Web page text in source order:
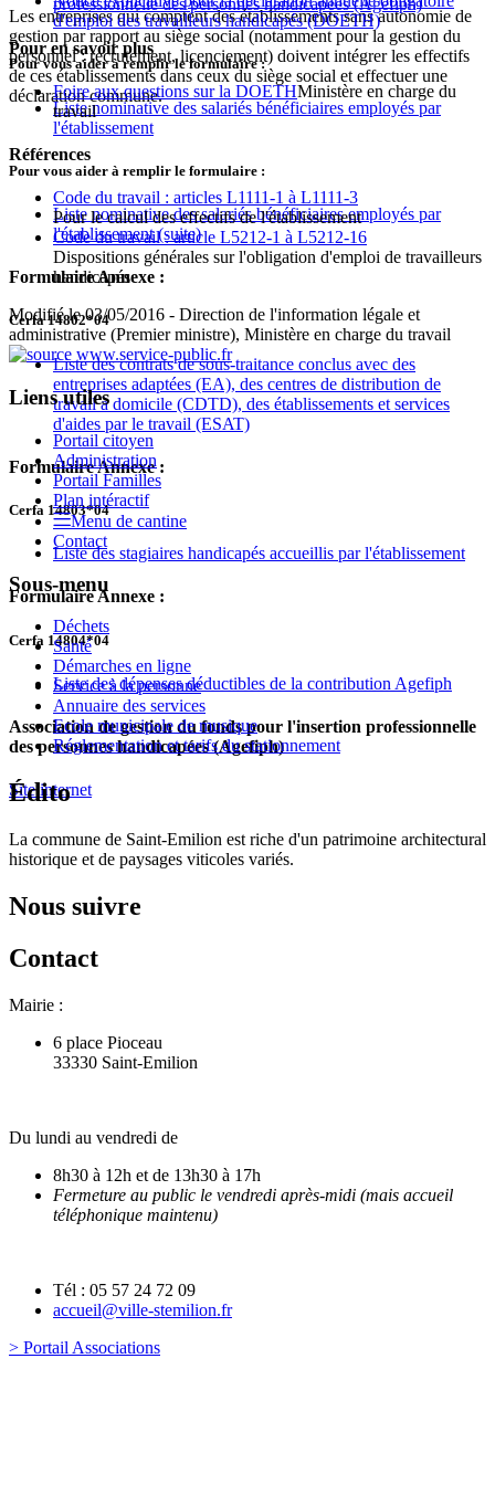
Les entreprises qui comptent des établissements sans autonomie de
gestion par rapport au siège social (notamment pour la gestion du
personnel : recrutement, licenciement) doivent intégrer les effectifs
de ces établissements dans ceux du siège social et effectuer une
déclaration commune.
d'emploi des travailleurs handicapés (DOETH)
Pour vous aider à remplir le formulaire :
Liste nominative des salariés bénéficiaires employés par
l'établissement
Pour vous aider à remplir le formulaire :
Liste nominative des salariés bénéficiaires employés par
l'établissement (suite)
Formulaire Annexe :
Cerfa 14802*04
Liste des contrats de sous-traitance conclus avec des
entreprises adaptées (EA), des centres de distribution de
travail à domicile (CDTD), des établissements et services
d'aides par le travail (ESAT)
Formulaire Annexe :
Cerfa 14803*04
Liste des stagiaires handicapés accueillis par l'établissement
Formulaire Annexe :
Cerfa 14804*04
Liste des dépenses déductibles de la contribution Agefiph
Association de gestion du fonds pour l'insertion professionnelle
des personnes handicapées (Agefiph)
Site internet
professionnelle des personnes handicapées (Agefiph)
Pour en savoir plus
Foire aux questions sur la DOETHMinistère en charge du
travail
Références
Code du travail : articles L1111-1 à L1111-3
Pour le calcul des effectifs de l'établissement
Code du travail : article L5212-1 à L5212-16
Dispositions générales sur l'obligation d'emploi de travailleurs
handicapés
Modifié le 03/05/2016 - Direction de l'information légale et
administrative (Premier ministre), Ministère en charge du travail
Liens utiles
Portail citoyen
Administration
Portail Familles
Plan intéractif
Menu de cantine
Contact
Sous-menu
Déchets
Santé
Démarches en ligne
Service à la personne
Annuaire des services
Ecole municipale de musique
Réglementation et tarifs du stationnement
Édito
La commune de Saint-Emilion est riche d'un patrimoine architectural
historique et de paysages viticoles variés.
Nous suivre
Contact
Mairie :
6 place Pioceau
33330 Saint-Emilion
Du lundi au vendredi de
8h30 à 12h et de 13h30 à 17h
Fermeture au public le vendredi après-midi (mais accueil
téléphonique maintenu)
Tél : 05 57 24 72 09
accueil@ville-stemilion.fr
> Portail Associations